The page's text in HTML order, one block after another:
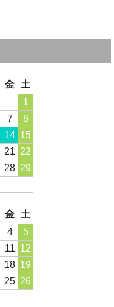
金
土
1
7
8
14 15
21 22
28 29
金
土
4
5
11 12
18 19
25 26